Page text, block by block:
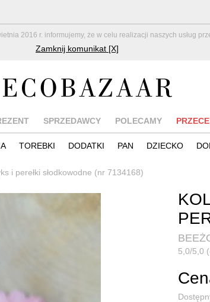
2016 r. informujemy, że w celu realizacji naszych usług
Zamknij komunikat [X]
SPRZEDAWCY POLECAMY
TOREBKI DODATKI PAN DZIECKO
i perełki słodkowodne (nr 7134168)
5,0/5,0